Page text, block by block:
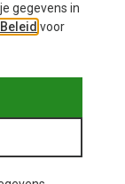
gegevens in
voor